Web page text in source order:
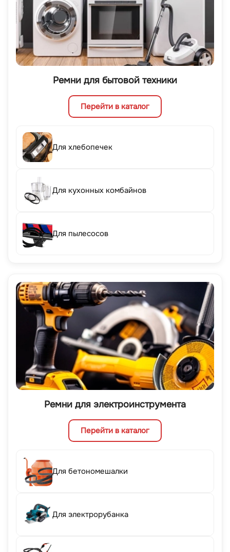
Ремни для бытовой техники
Перейти в каталог
Для хлебопечек
Для кухонных комбайнов
Для пылесосов
Ремни для электроинструмента
Перейти в каталог
Для бетономешалки
Для электрорубанка